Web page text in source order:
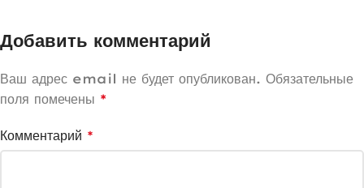
Добавить комментарий
Ваш адрес email не будет опубликован. Обязательные
поля помечены *
Комментарий *